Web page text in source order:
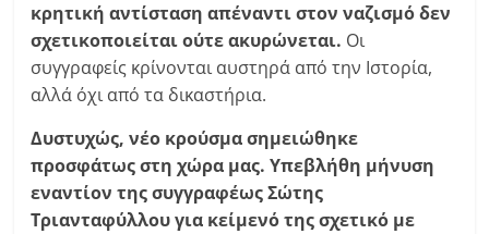
κρητική αντίσταση απέναντι στον ναζισμό δεν
σχετικοποιείται ούτε ακυρώνεται. Οι
συγγραφείς κρίνονται αυστηρά από την Ιστορία,
αλλά όχι από τα δικαστήρια.
Δυστυχώς, νέο κρούσμα σημειώθηκε
προσφάτως στη χώρα μας. Υπεβλήθη μήνυση
εναντίον της συγγραφέως Σώτης
Τριανταφύλλου για κείμενό της σχετικό με